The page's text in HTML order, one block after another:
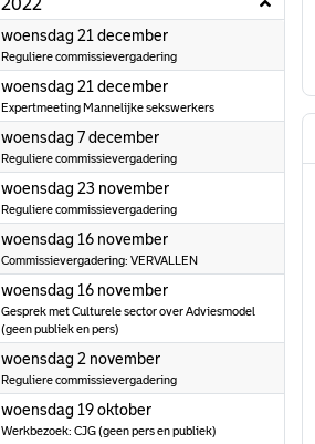
2022
woensdag 21 december2022
Reguliere commissievergadering
woensdag 21 december2022
Expertmeeting Mannelijke sekswerkers
woensdag 7 december2022
Reguliere commissievergadering
woensdag 23 november2022
Reguliere commissievergadering
woensdag 16 november2022
Commissievergadering: VERVALLEN
woensdag 16 november2022
Gesprek met Culturele sector over Adviesmodel
(geen publiek en pers)
woensdag 2 november2022
Reguliere commissievergadering
woensdag 19 oktober2022
Werkbezoek: CJG (geen pers en publiek)